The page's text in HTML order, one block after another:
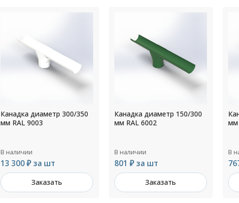
Канадка диаметр 150/300
мм RAL 6002
В наличии
801 ₽ за шт
Заказать
Канадка диаметр 216/300
мм Цинк
В наличии
767 ₽ за шт
Заказать
мм
В